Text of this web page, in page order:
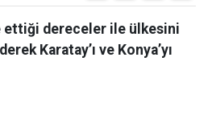
ettiği dereceler ile ülkesini
Karatay’ı ve Konya’yı